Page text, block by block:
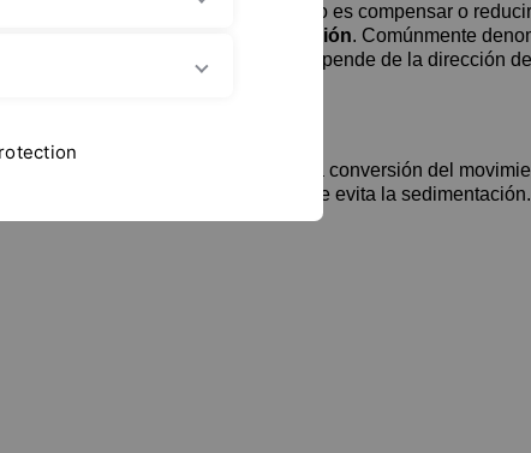
de una fase o multifásico. El objetivo es compensar o
se denomina
homogeneización. Comúnmente
por lo que la selección depende de la dirección
homogeneización. Esto se debe a la conversión del
aire, en gracias al chorro vertical. Se evita la